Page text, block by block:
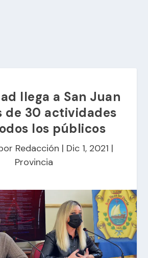
llega a San Juan
de 30 actividades
los públicos
Redacción | Dic 1, 2021 |
Provincia